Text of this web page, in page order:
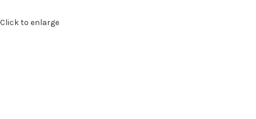
Click to enlarge